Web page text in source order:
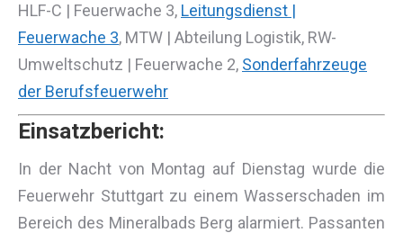
HLF-C | Feuerwache 3, Leitungsdienst |
Feuerwache 3, MTW | Abteilung Logistik, RW-
Umweltschutz | Feuerwache 2, Sonderfahrzeuge
der Berufsfeuerwehr
Einsatzbericht:
In der Nacht von Montag auf Dienstag wurde die
Feuerwehr Stuttgart zu einem Wasserschaden im
Bereich des Mineralbads Berg alarmiert. Passanten